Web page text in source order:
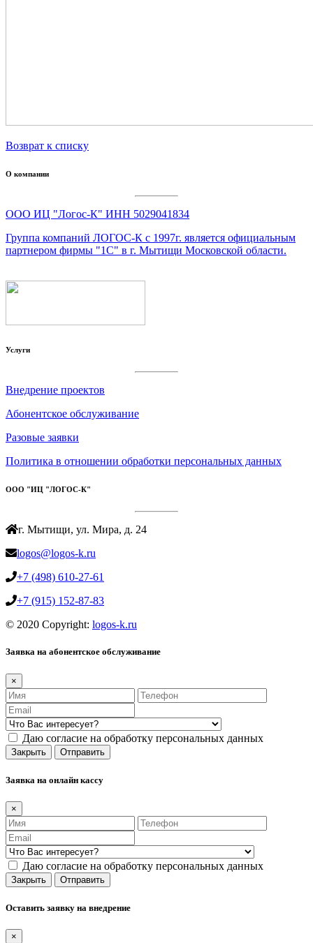
Возврат к списку
О компании
ООО ИЦ "Логос-К" ИНН 5029041834
Группа компаний ЛОГОС-К c 1997г. является официальным
партнером фирмы "1С" в г. Мытищи Московской области.
Услуги
Внедрение проектов
Абонентское обслуживание
Разовые заявки
Политика в отношении обработки персональных данных
ООО "ИЦ "ЛОГОС-К"
г. Мытищи, ул. Мира, д. 24
logos@logos-k.ru
+7 (498) 610-27-61
+7 (915) 152-87-83
© 2020 Copyright: logos-k.ru
Заявка на абонентское обслуживание
×
Даю согласие на обработку персональных данных
Закрыть Отправить
Заявка на онлайн кассу
×
Даю согласие на обработку персональных данных
Закрыть Отправить
Оставить заявку на внедрение
×